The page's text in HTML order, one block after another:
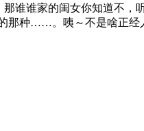
那谁谁家的闺女你知道不，
那种……。咦～不是啥正经